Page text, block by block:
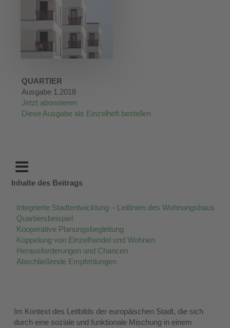
QUARTIER
Ausgabe 1.2018
Jetzt abonnieren
Diese Ausgabe als Einzelheft bestellen
Inhalte des Beitrags
Integrierte Stadtentwicklung – Leitlinien des Wohnungsbaus
Quartiersbeispiel
Kooperative Planungsbegleitung
Koppelung von Einzelhandel und Wohnen
Herausforderungen und Chancen
Abschließende Empfehlungen
Im Kontext des Leitbilds der europäischen Stadt, die sich
durch eine soziale und funktionale Mischung in einem